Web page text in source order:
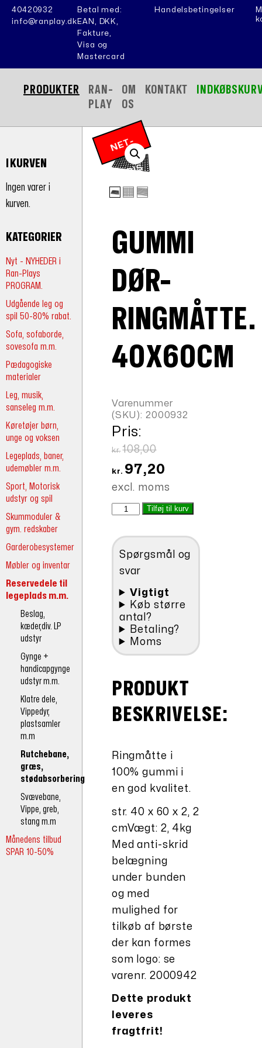
40420932
info@ranplay.dk
Betal med:
EAN, DKK,
Fakture,
Visa og
Mastercard
Handelsbetingelser
PRODUKTER
RAN-
PLAY
OM
OS
KONTAKT
I KURVEN
Ingen varer i
kurven.
KATEGORIER
Nyt - NYHEDER i
Ran-Plays
PROGRAM.
Udgående leg og
spil 50-80% rabat.
Sofa, sofaborde,
sovesofa m.m.
Pædagogiske
materialer
Leg, musik,
sanseleg m.m.
Køretøjer børn,
unge og voksen
Legeplads, baner,
udemøbler m.m.
Sport, Motorisk
udstyr og spil
Skummoduler &
gym. redskaber
Garderobesystemer
Møbler og inventar
Reservedele til
legeplads m.m.
Beslag,
kæder,div. LP
udstyr
Gynge +
handicapgynge
udstyr m.m.
Klatre dele,
Vippedyr,
plastsamler
m.m
Rutchebane,
græs,
stødabsorbering
Svævebane,
Vippe, greb,
stang m.m
Månedens tilbud
SPAR 10-50%
N
E
T
-
P
RI
S
GUMMI
DØR-
RINGMÅTTE.
40X60CM
Varenummer
(SKU): 2000932
Pris:
kr. 108,00Den
oprindelige
kr.108,00.
kr. 97,20
er:
excl. moms
Gummi
40x60cm
antal
Tilføj til kurv
Spørgsmål og
svar
Vigtigt
Køb større
antal?
Betaling?
Moms
PRODUKT
BESKRIVELSE:
Ringmåtte i
100% gummi i
en god kvalitet.
str. 40 x 60 x 2, 2
cmVægt: 2, 4kg
Med anti-skrid
belægning
under bunden
og med
mulighed for
tilkøb af børste
der kan formes
som logo: se
varenr. 2000942
Dette produkt
leveres
fragtfrit!